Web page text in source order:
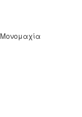
Μονομαχία